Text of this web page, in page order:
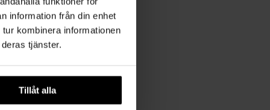
information från din enhet
kombinera informationen
tjänster.
Tillåt alla